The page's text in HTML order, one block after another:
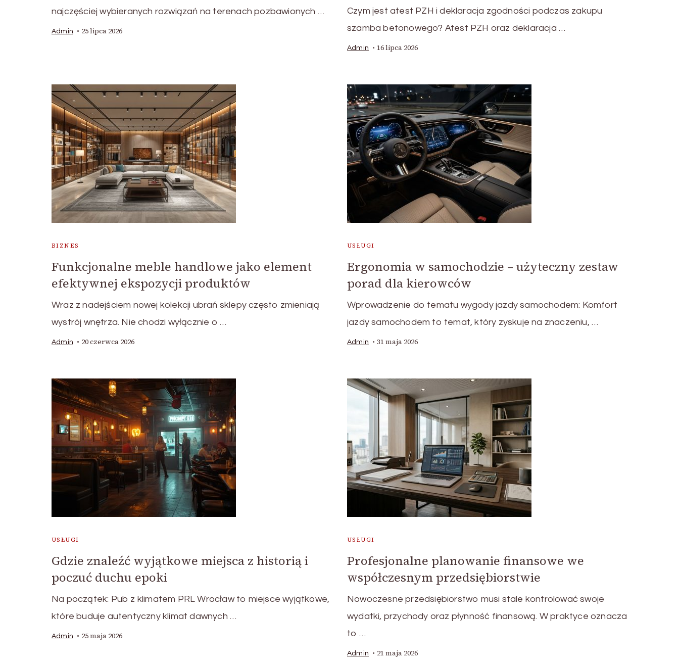
najczęściej wybieranych rozwiązań na terenach pozbawionych …
Admin 25 lipca 2026
Czym jest atest PZH i deklaracja zgodności podczas zakupu
szamba betonowego? Atest PZH oraz deklaracja …
Admin 16 lipca 2026
BIZNES
Funkcjonalne meble handlowe jako element
efektywnej ekspozycji produktów
Wraz z nadejściem nowej kolekcji ubrań sklepy często zmieniają
wystrój wnętrza. Nie chodzi wyłącznie o …
Admin 20 czerwca 2026
USŁUGI
Ergonomia w samochodzie – użyteczny zestaw
porad dla kierowców
Wprowadzenie do tematu wygody jazdy samochodem: Komfort
jazdy samochodem to temat, który zyskuje na znaczeniu, …
Admin 31 maja 2026
USŁUGI
Gdzie znaleźć wyjątkowe miejsca z historią i
poczuć duchu epoki
Na początek: Pub z klimatem PRL Wrocław to miejsce wyjątkowe,
które buduje autentyczny klimat dawnych …
Admin 25 maja 2026
USŁUGI
Profesjonalne planowanie finansowe we
współczesnym przedsiębiorstwie
Nowoczesne przedsiębiorstwo musi stale kontrolować swoje
wydatki, przychody oraz płynność finansową. W praktyce oznacza
to …
Admin 21 maja 2026